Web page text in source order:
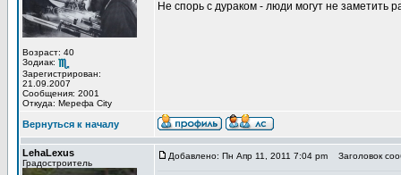
Возраст: 40
Зодиак:
Зарегистрирован:
21.09.2007
Сообщения: 2001
Откуда: Мерефа City
Не спорь с дураком - люди могут не
Вернуться к началу
LehaLexus
Градостроитель
Добавлено: Пн Апр 11, 2011 7:04 pm Заголовок